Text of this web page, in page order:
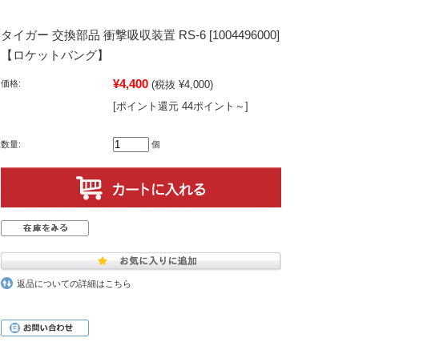
タイガー 交換部品 衝撃吸収装置 RS-6 [1004496000]
【ロケットバング】
価格: ¥4,400 (税抜 ¥4,000)
[ポイント還元 44ポイント～]
数量: 個
返品についての詳細はこちら